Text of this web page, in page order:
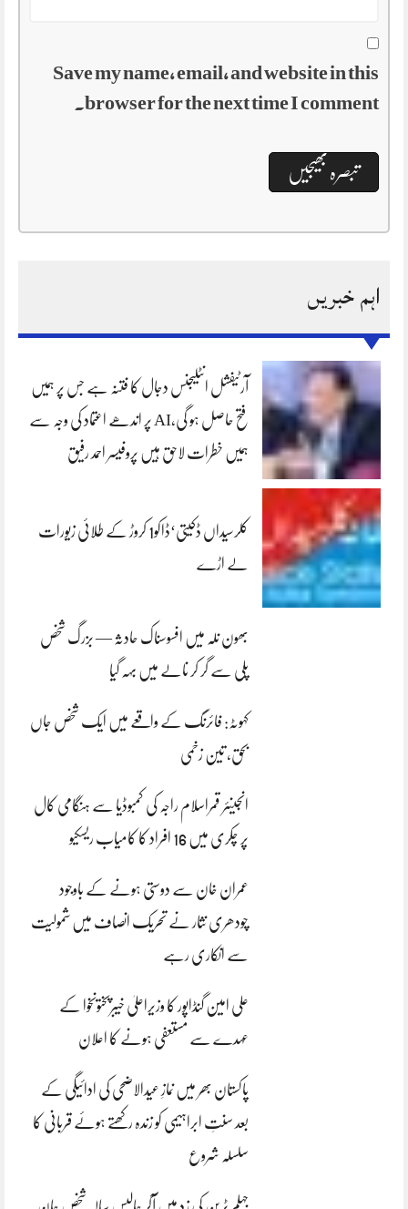
Save my name, email, and website in this
browser for the next time I comment.
اہم خبریں
آرٹیفشل انٹلیجنس دجال کا فتنہ ہے جس پر ہمیں
فتح حاصل ہو گی،AI پر اندھے اعتماد کی وجہ سے
ہمیں خطرات لاحق ہیں پروفیسر احمد رفیق
کلرسیداں ڈکیتی‘ڈاکو1 کروڑ کے طلائی زیورات
لے اڑے
بھون نلہ میں افسوسناک حادثہ — بزرگ شخص
پلی سے گر کر نالے میں بہہ گیا
کہوٹہ: فائرنگ کے واقعے میں ایک شخص جاں
بحق، تین زخمی
انجینئر قمراسلام راجہ کی کمبوڈیا سے ہنگامی کال
پر چکری میں 16 افراد کا کامیاب ریسکیو
عمران خان سے دوستی ہونے کے باوجود
چودھری نثار نے تحریک انصاف میں شمولیت
سے انکاری رہے
علی امین گنڈاپور کا وزیراعلیٰ خیبرپختونخوا کے
عہدے سے مستعفی ہونے کا اعلان
پاکستان بھر میں نمازِ عیدالاضحی کی ادائیگی کے
بعد سنتِ ابراہیمی کو زندہ رکھتے ہوئے قربانی کا
سلسلہ شروع
جہلم ٹرین کی زد میں آکر چالیس سالہ شخص جان